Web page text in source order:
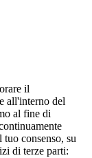
il
all'interno del
al fine di
consenso, su
di terze parti: